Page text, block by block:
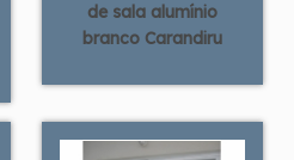
de sala alumínio
branco Carandiru